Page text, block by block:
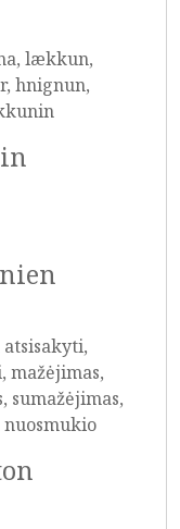
lækkun,
hnignun,
mažėjimas,
sumažėjimas,